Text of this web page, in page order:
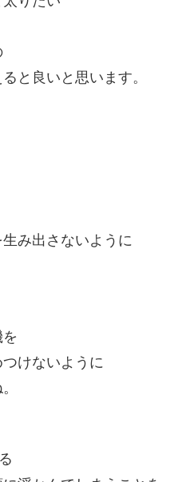
と良いと思います。
み出さないように
けないように